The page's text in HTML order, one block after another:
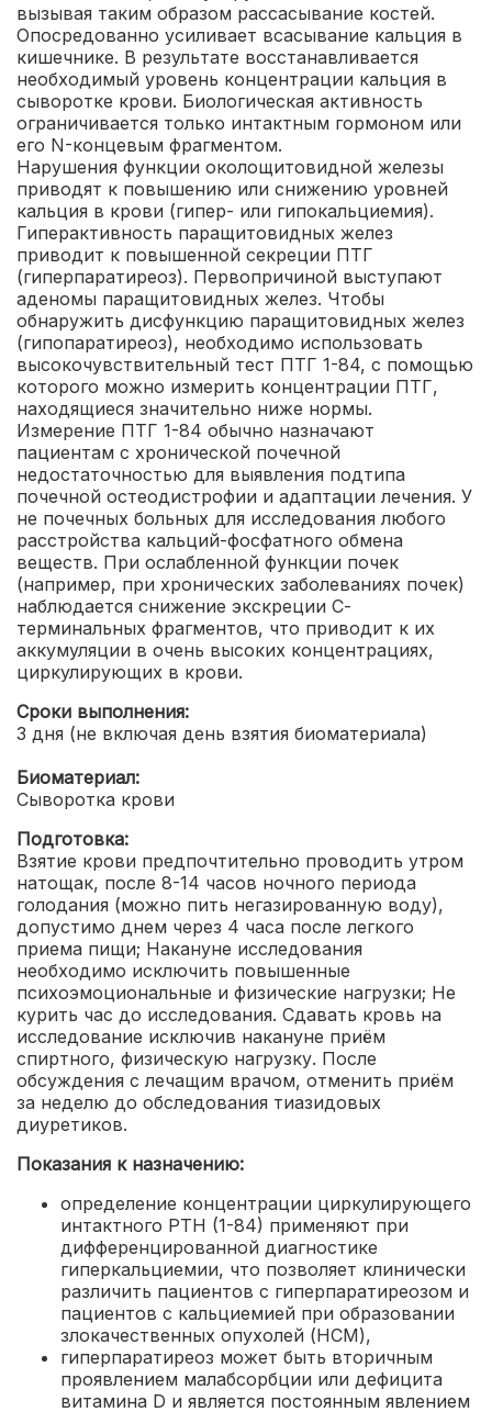
вызывая таким образом рассасывание костей.
Опосредованно усиливает всасывание кальция в
кишечнике. В результате восстанавливается
необходимый уровень концентрации кальция в
сыворотке крови. Биологическая активность
ограничивается только интактным гормоном или
его N-концевым фрагментом.
Нарушения функции околощитовидной железы
приводят к повышению или снижению уровней
кальция в крови (гипер- или гипокальциемия).
Гиперактивность паращитовидных желез
приводит к повышенной секреции ПТГ
(гиперпаратиреоз). Первопричиной выступают
аденомы паращитовидных желез. Чтобы
обнаружить дисфункцию паращитовидных желез
(гипопаратиреоз), необходимо использовать
высокочувствительный тест ПТГ 1-84, с помощью
которого можно измерить концентрации ПТГ,
находящиеся значительно ниже нормы.
Измерение ПТГ 1-84 обычно назначают
пациентам с хронической почечной
недостаточностью для выявления подтипа
почечной остеодистрофии и адаптации лечения. У
не почечных больных для исследования любого
расстройства кальций-фосфатного обмена
веществ. При ослабленной функции почек
(например, при хронических заболеваниях почек)
наблюдается снижение экскреции С-
терминальных фрагментов, что приводит к их
аккумуляции в очень высоких концентрациях,
циркулирующих в крови.
Сроки выполнения:
3 дня (не включая день взятия биоматериала)
Биоматериал:
Сыворотка крови
Подготовка:
Взятие крови предпочтительно проводить утром
натощак, после 8-14 часов ночного периода
голодания (можно пить негазированную воду),
допустимо днем через 4 часа после легкого
приема пищи; Накануне исследования
необходимо исключить повышенные
психоэмоциональные и физические нагрузки; Не
курить час до исследования. Сдавать кровь на
исследование исключив накануне приём
спиртного, физическую нагрузку. После
обсуждения с лечащим врачом, отменить приём
за неделю до обследования тиазидовых
диуретиков.
Показания к назначению:
определение концентрации циркулирующего
интактного РТН (1-84) применяют при
дифференцированной диагностике
гиперкальциемии, что позволяет клинически
различить пациентов с гиперпаратиреозом и
пациентов с кальциемией при образовании
злокачественных опухолей (НСМ),
гиперпаратиреоз может быть вторичным
проявлением малабсорбции или дефицита
витамина D и является постоянным явлением